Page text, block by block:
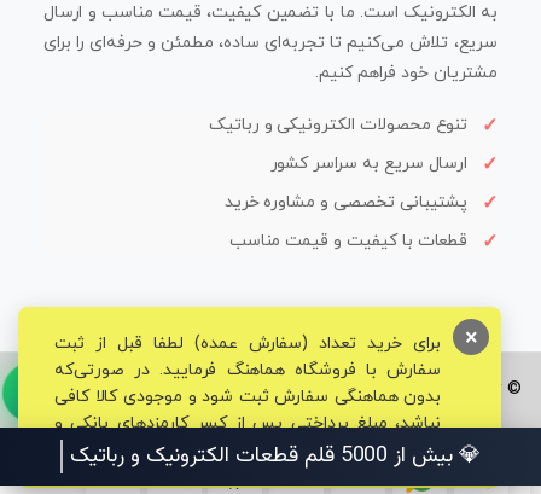
به الکترونیک است. ما با تضمین کیفیت، قیمت مناسب و ارسال
سریع، تلاش می‌کنیم تا تجربه‌ای ساده، مطمئن و حرفه‌ای را برای
مشتریان خود فراهم کنیم.
تنوع محصولات الکترونیکی و رباتیک
ارسال سریع به سراسر کشور
پشتیبانی تخصصی و مشاوره خرید
قطعات با کیفیت و قیمت مناسب
© تمامی حقوق برای فروشگاه تخصصی قم الکترونیک محفوظ می‌باشد.
برای خرید تعداد (سفارش عمده) لطفا قبل از ثبت
سفارش با فروشگاه هماهنگ فرمایید. در صورتی‌که
بدون هماهنگی سفارش ثبت شود و موجودی کالا کافی
نباشد، مبلغ پرداختی پس از کسر کارمزدهای بانکی و
مالیاتی به حساب شما بازگشت داده خواهد شد.
×
💎 بیش از 5000 قلم قطعات الکترونیک و رباتیک